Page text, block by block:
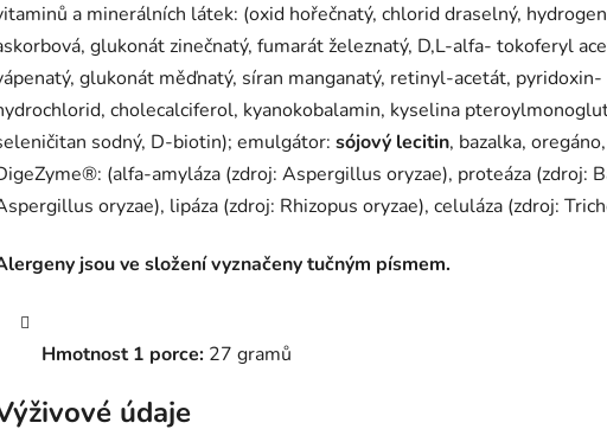
a minerálních látek: (oxid hořečnatý, chlorid draselný,
glukonát zinečnatý, fumarát železnatý, D,L-alfa- tokoferyl
glukonát měďnatý, síran manganatý, retinyl-acetát,
cholecalciferol, kyanokobalamin, kyselina
sodný, D-biotin); emulgátor: sójový lecitin, bazalka,
(alfa-amyláza (zdroj: Aspergillus oryzae), proteáza (zdroj:
oryzae), lipáza (zdroj: Rhizopus oryzae), celuláza (zdroj:
jsou ve složení vyznačeny tučným písmem.
Hmotnost 1 porce: 27 gramů
údaje